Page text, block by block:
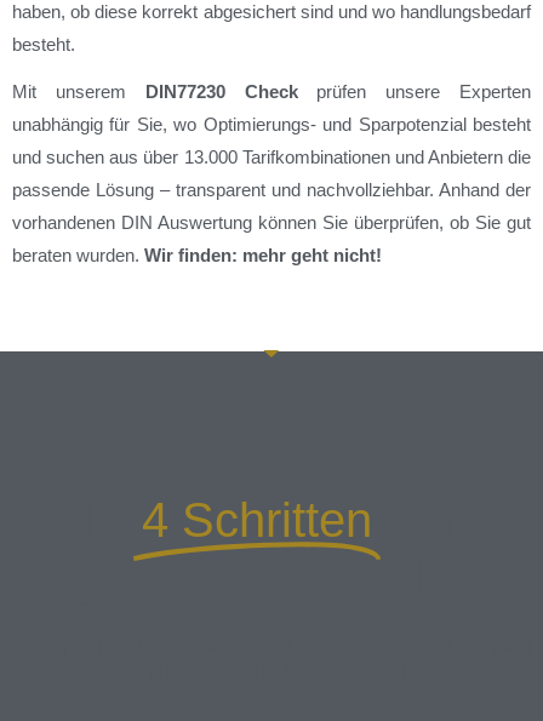
haben, ob diese korrekt abgesichert sind und wo handlungsbedarf
besteht.
Mit unserem DIN77230 Checkprüfen unsere Experten
unabhängig für Sie, wo Optimierungs- und Sparpotenzial besteht
und suchen aus über 13.000 Tarifkombinationen und Anbietern die
passende Lösung – transparent und nachvollziehbar. Anhand der
vorhandenen DIN Auswertung können Sie überprüfen, ob Sie gut
beraten wurden. Wir finden: mehr geht nicht!
4 Schritten
eigenen DIN-Analyse